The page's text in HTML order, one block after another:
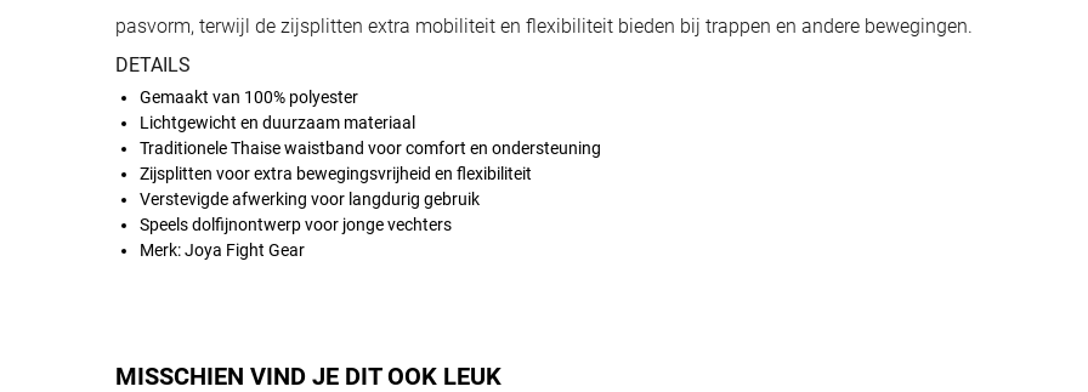
pasvorm, terwijl de zijsplitten extra mobiliteit en flexibiliteit bieden bij trappen en andere bewegingen.
DETAILS
Gemaakt van 100% polyester
Lichtgewicht en duurzaam materiaal
Traditionele Thaise waistband voor comfort en ondersteuning
Zijsplitten voor extra bewegingsvrijheid en flexibiliteit
Verstevigde afwerking voor langdurig gebruik
Speels dolfijnontwerp voor jonge vechters
Merk: Joya Fight Gear
MISSCHIEN VIND JE DIT OOK LEUK